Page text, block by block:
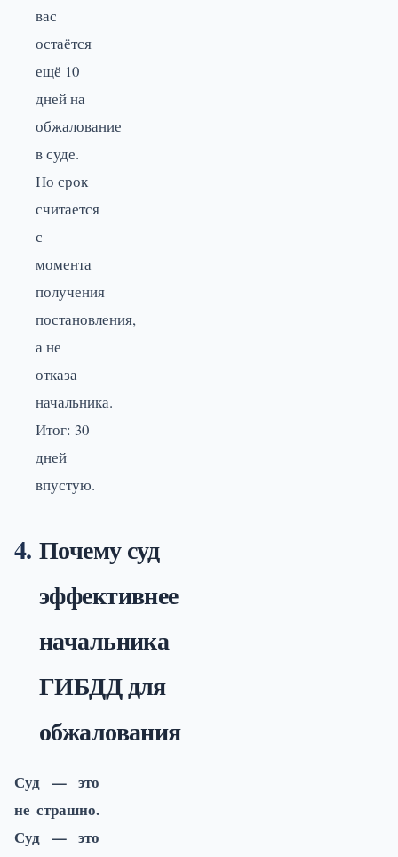
вас
остаётся
ещё 10
дней на
обжалование
в суде.
Но срок
считается
с
момента
получения
постановления,
а не
отказа
начальника.
Итог: 30
дней
впустую.
Почему суд
эффективнее
начальника
ГИБДД для
обжалования
Суд — это
не страшно.
Суд — это